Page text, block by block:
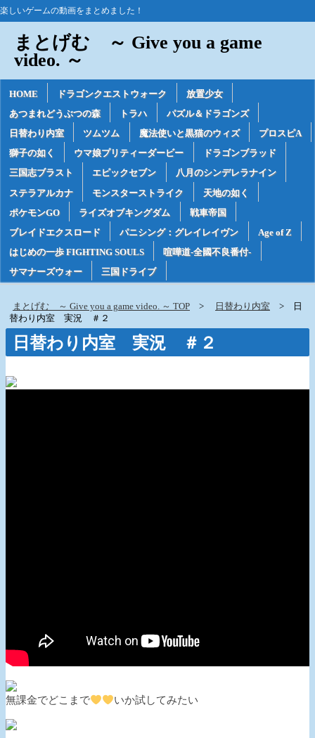
楽しいゲームの動画をまとめました！
まとげむ ～ Give you a game
video. ～
HOME ドラゴンクエストウォーク
放置少女
あつまれどうぶつの森
トラハ
パズル＆ドラゴンズ
日替わり内室
ツムツム 魔法使いと黒猫のウィズ
プロスピA
獅子の如く
ウマ娘プリティーダービー
ドラゴンブラッド
三国志ブラスト
エピックセブン
八月のシンデレラナイン
ステラアルカナ
モンスターストライク
天地の如く
ポケモンGO
ライズオブキングダム
戦車帝国
ブレイドエクスロード
パニシング：グレイレイヴン
Age of Z
はじめの一歩 FIGHTING SOULS
喧嘩道-全國不良番付-
サマナーズウォー
三国ドライブ
まとげむ ～ Give you a game video. ～ TOP 日替わり内室
日
替わり内室 実況 ＃２
日替わり内室 実況 ＃２
無課金でどこまで いか試してみたい